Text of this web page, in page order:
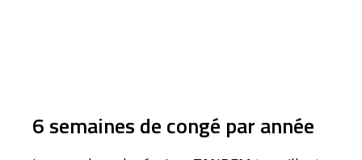
6 semaines de congé par année